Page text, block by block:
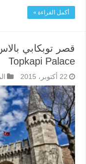
أكمل القراءة »
قصر توبكابي
Topkapi Palace
22 أكتوبر، 2015